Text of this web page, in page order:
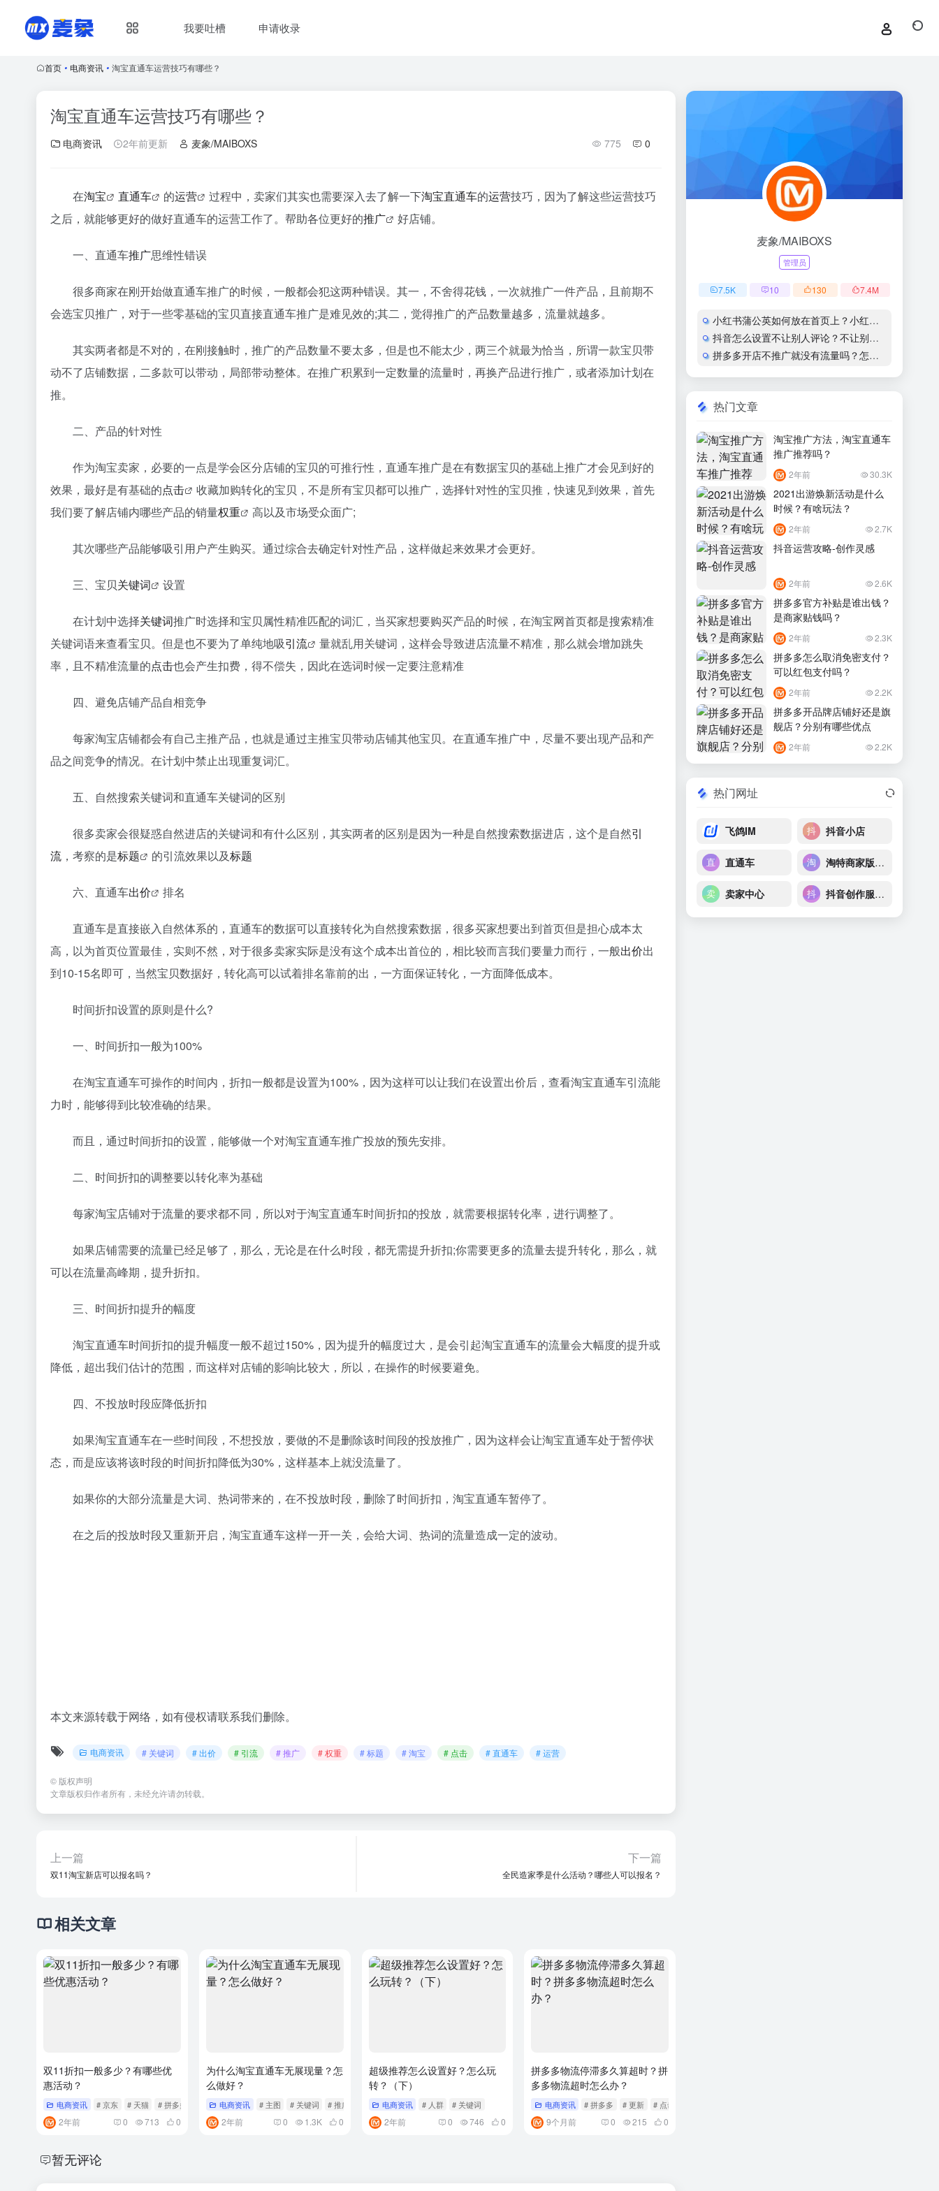
我要吐槽 申请收录
首页 • 电商资讯 • 淘宝直通车运营技巧有哪些？
淘宝直通车运营技巧有哪些？
电商资讯 2年前更新 麦象/MAIBOXS 775 0
在淘宝 直通车 的运营 过程中，卖家们其实也需要深入去了解一下淘宝直通车的运营技巧，因为了解这些运营技巧
之后，就能够更好的做好直通车的运营工作了。帮助各位更好的推广 好店铺。
一、直通车推广思维性错误
很多商家在刚开始做直通车推广的时候，一般都会犯这两种错误。其一，不舍得花钱，一次就推广一件产品，且前期不
会选宝贝推广，对于一些零基础的宝贝直接直通车推广是难见效的;其二，觉得推广的产品数量越多，流量就越多。
其实两者都是不对的，在刚接触时，推广的产品数量不要太多，但是也不能太少，两三个就最为恰当，所谓一款宝贝带
动不了店铺数据，二多款可以带动，局部带动整体。在推广积累到一定数量的流量时，再换产品进行推广，或者添加计划在
推。
二、产品的针对性
作为淘宝卖家，必要的一点是学会区分店铺的宝贝的可推行性，直通车推广是在有数据宝贝的基础上推广才会见到好的
效果，最好是有基础的点击
收藏加购转化的宝贝，不是所有宝贝都可以推广，选择针对性的宝贝推，快速见到效果，首先
我们要了解店铺内哪些产品的销量权重 高以及市场受众面广;
其次哪些产品能够吸引用户产生购买。通过综合去确定针对性产品，这样做起来效果才会更好。
三、宝贝关键词 设置
在计划中选择关键词推广时选择和宝贝属性精准匹配的词汇，当买家想要购买产品的时候，在淘宝网首页都是搜索精准
关键词语来查看宝贝。但是也不要为了单纯地吸引流
量就乱用关键词，这样会导致进店流量不精准，那么就会增加跳失
率，且不精准流量的点击也会产生扣费，得不偿失，因此在选词时候一定要注意精准
四、避免店铺产品自相竞争
每家淘宝店铺都会有自己主推产品，也就是通过主推宝贝带动店铺其他宝贝。在直通车推广中，尽量不要出现产品和产
品之间竞争的情况。在计划中禁止出现重复词汇。
五、自然搜索关键词和直通车关键词的区别
很多卖家会很疑惑自然进店的关键词和有什么区别，其实两者的区别是因为一种是自然搜索数据进店，这个是自然引
流 ，考察的是标题 的引流效果以及标题
六、直通车出价 排名
直通车是直接嵌入自然体系的，直通车的数据可以直接转化为自然搜索数据，很多买家想要出到首页但是担心成本太
高，以为首页位置最佳，实则不然，对于很多卖家实际是没有这个成本出首位的，相比较而言我们要量力而行，一般出价出
到10-15名即可，当然宝贝数据好，转化高可以试着排名靠前的出，一方面保证转化，一方面降低成本。
时间折扣设置的原则是什么?
一、时间折扣一般为100%
在淘宝直通车可操作的时间内，折扣一般都是设置为100%，因为这样可以让我们在设置出价后，查看淘宝直通车引流能
力时，能够得到比较准确的结果。
而且，通过时间折扣的设置，能够做一个对淘宝直通车推广投放的预先安排。
二、时间折扣的调整要以转化率为基础
每家淘宝店铺对于流量的要求都不同，所以对于淘宝直通车时间折扣的投放，就需要根据转化率，进行调整了。
如果店铺需要的流量已经足够了，那么，无论是在什么时段，都无需提升折扣;你需要更多的流量去提升转化，那么，就
可以在流量高峰期，提升折扣。
三、时间折扣提升的幅度
淘宝直通车时间折扣的提升幅度一般不超过150%，因为提升的幅度过大，是会引起淘宝直通车的流量会大幅度的提升或
降低，超出我们估计的范围，而这样对店铺的影响比较大，所以，在操作的时候要避免。
四、不投放时段应降低折扣
如果淘宝直通车在一些时间段，不想投放，要做的不是删除该时间段的投放推广，因为这样会让淘宝直通车处于暂停状
态，而是应该将该时段的时间折扣降低为30%，这样基本上就没流量了。
如果你的大部分流量是大词、热词带来的，在不投放时段，删除了时间折扣，淘宝直通车暂停了。
在之后的投放时段又重新开启，淘宝直通车这样一开一关，会给大词、热词的流量造成一定的波动。
本文来源转载于网络，如有侵权请联系我们删除。
电商资讯 # 关键词 # 出价 # 引流 # 推广 # 权重 # 标题 # 淘宝 # 点击 # 直通车 # 运营
© 版权声明
文章版权归作者所有，未经允许请勿转载。
上一篇
双11淘宝新店可以报名吗？
下一篇
全民造家季是什么活动？哪些人可以报名？
相关文章
双11折扣一般多少？有哪些优
惠活动？
电商资讯 # 京东 # 天猫 # 拼多多
2年前 0 713 0
为什么淘宝直通车无展现量？怎
么做好？
电商资讯 # 主图 # 关键词 # 推广
2年前 0 1.3K 0
超级推荐怎么设置好？怎么玩
转？（下）
电商资讯 # 人群 # 关键词
2年前 0 746 0
拼多多物流停滞多久算超时？拼
多多物流超时怎么办？
电商资讯 # 拼多多 # 更新 # 点击
9个月前 0 215 0
暂无评论
麦象/MAIBOXS
管理员
7.5K 10 130 7.4M
小红书蒲公英如何放在首页上？小红书怎么开通蒲公英合作
抖音怎么设置不让别人评论？不让别人看作品会显示什么？
拼多多开店不推广就没有流量吗？怎么运营？
热门文章
淘宝推广方法，淘宝直通车
推广推荐吗？
2年前 30.3K
2021出游焕新活动是什么
时候？有啥玩法？
2年前 2.7K
抖音运营攻略-创作灵感
2年前 2.6K
拼多多官方补贴是谁出钱？
是商家贴钱吗？
2年前 2.3K
拼多多怎么取消免密支付？
可以红包支付吗？
2年前 2.2K
拼多多开品牌店铺好还是旗
舰店？分别有哪些优点
2年前 2.2K
热门网址
飞鸽IM 抖音小店
直通车 淘特商家版后台
卖家中心 抖音创作服务平台